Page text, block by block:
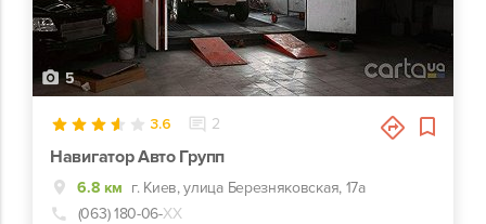
5
3.6 2
Навигатор Авто Групп
6.8 км г. Киев, улица Березняковская, 17а
(063) 180-06-ХХ